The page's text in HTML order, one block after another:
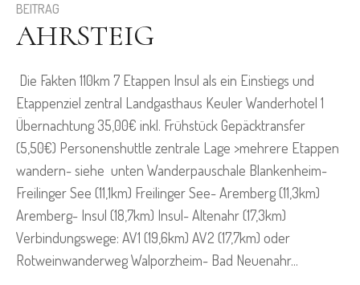
BEITRAG
AHRSTEIG
Die Fakten 110km 7 Etappen Insul als ein Einstiegs und
Etappenziel zentral Landgasthaus Keuler Wanderhotel 1
Übernachtung 35,00€ inkl. Frühstück Gepäcktransfer
(5,50€) Personenshuttle zentrale Lage >mehrere Etappen
wandern- siehe unten Wanderpauschale Blankenheim-
Freilinger See (11,1km) Freilinger See- Aremberg (11,3km)
Aremberg- Insul (18,7km) Insul- Altenahr (17,3km)
Verbindungswege: AV1 (19,6km) AV2 (17,7km) oder
Rotweinwanderweg Walporzheim- Bad Neuenahr...